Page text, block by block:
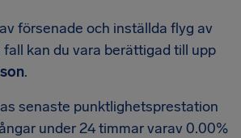
försenade och inställda flyg av
fall kan du vara berättigad till upp
.
senaste punktlighetsprestation
under 24 timmar varav 0.00%